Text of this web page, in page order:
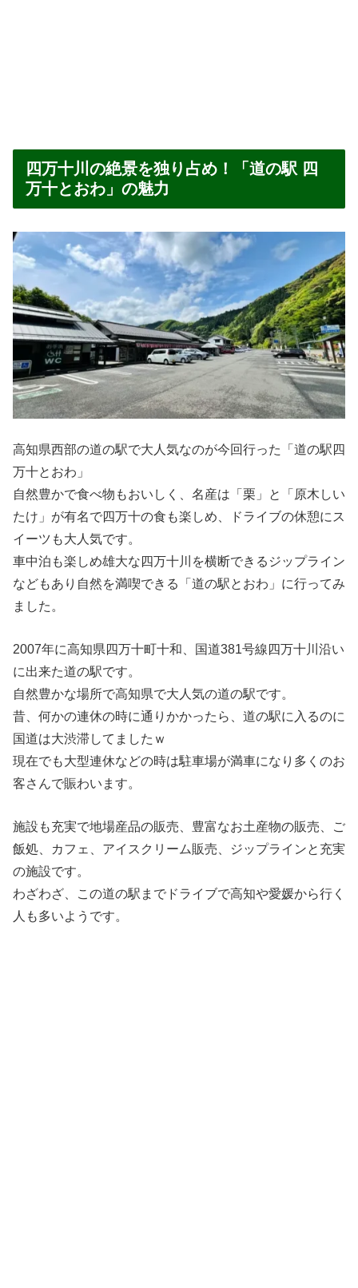
四万十川の絶景を独り占め！「道の駅 四
万十とおわ」の魅力
高知県西部の道の駅で大人気なのが今回行った「道の駅四
万十とおわ」
自然豊かで食べ物もおいしく、名産は「栗」と「原木しい
たけ」が有名で四万十の食も楽しめ、ドライブの休憩にス
イーツも大人気です。
車中泊も楽しめ雄大な四万十川を横断できるジップライン
などもあり自然を満喫できる「道の駅とおわ」に行ってみ
ました。
2007年に高知県四万十町十和、国道381号線四万十川沿い
に出来た道の駅です。
自然豊かな場所で高知県で大人気の道の駅です。
昔、何かの連休の時に通りかかったら、道の駅に入るのに
国道は大渋滞してましたｗ
現在でも大型連休などの時は駐車場が満車になり多くのお
客さんで賑わいます。
施設も充実で地場産品の販売、豊富なお土産物の販売、ご
飯処、カフェ、アイスクリーム販売、ジップラインと充実
の施設です。
わざわざ、この道の駅までドライブで高知や愛媛から行く
人も多いようです。